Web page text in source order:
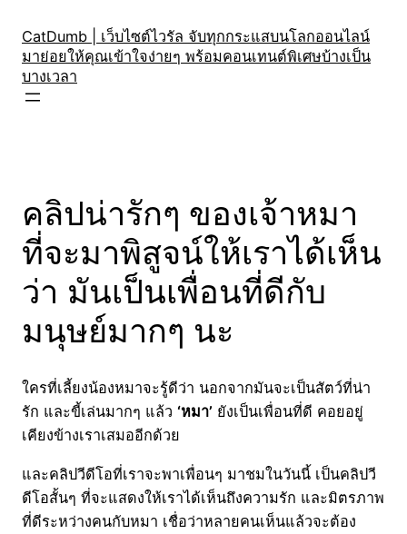
content
CatDumb | เว็บไซต์ไวรัล จับทุกกระแสบนโลกออนไลน์
มาย่อยให้คุณเข้าใจง่ายๆ พร้อมคอนเทนต์พิเศษบ้างเป็น
บางเวลา
คลิปน่ารักๆ ของเจ้าหมา
ที่จะมาพิสูจน์ให้เราได้เห็น
ว่า มันเป็นเพื่อนที่ดีกับ
มนุษย์มากๆ นะ
ใครที่เลี้ยงน้องหมาจะรู้ดีว่า นอกจากมันจะเป็นสัตว์ที่น่า
รัก และขี้เล่นมากๆ แล้ว ‘หมา’ ยังเป็นเพื่อนที่ดี คอยอยู่
เคียงข้างเราเสมออีกด้วย
และคลิปวีดีโอที่เราจะพาเพื่อนๆ มาชมในวันนี้ เป็นคลิปวี
ดีโอสั้นๆ ที่จะแสดงให้เราได้เห็นถึงความรัก และมิตรภาพ
ที่ดีระหว่างคนกับหมา เชื่อว่าหลายคนเห็นแล้วจะต้อง